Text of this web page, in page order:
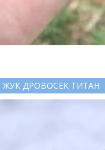
ЖУК ДРОВОСЕК ТИТАН